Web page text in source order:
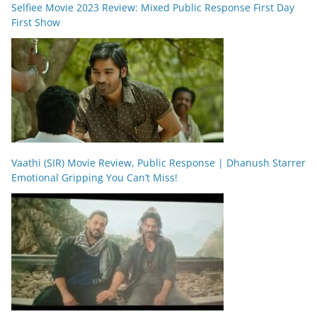
Selfiee Movie 2023 Review: Mixed Public Response First Day
First Show
Vaathi (SIR) Movie Review, Public Response | Dhanush Starrer
Emotional Gripping You Can’t Miss!